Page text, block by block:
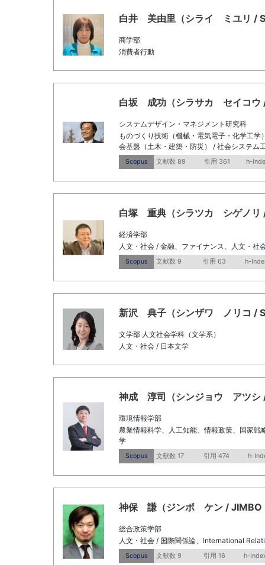
白井 美由里（シライ ミユリ /
商学部
消費者行動
白坂 成功（シラサカ セイコウ
システムデザイン・マネジメント研究科
ものづくり技術（機械・電気電子・化学工
会基盤（土木・建築・防災） / 社会システム
Scopus 文献数 89 引用 361 h-
白塚 重典（シラツカ シゲノリ
経済学部
人文・社会 / 金融、ファイナンス、人文・社
Scopus 文献数 9 引用 63 h-
新沢 典子（シンザワ ノリコ /
文学部 人文社会学科（文学系）
人文・社会 / 日本文学
神成 淳司（シンジョウ アツシ
環境情報学部
農業情報科学、人工知能、情報政策、国家
学
Scopus 文献数 17 引用 474 h-
神保 謙（ジンボ ケン / JIMBO
総合政策学部
人文・社会 / 国際関係論、International
Scopus 文献数 9 引用 16 h-